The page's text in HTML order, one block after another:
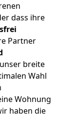
dass ihre
Partner
breite
Wahl
Wohnung
haben die